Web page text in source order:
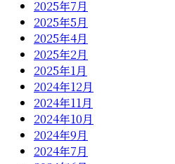
2025年7月
2025年5月
2025年4月
2025年2月
2025年1月
2024年12月
2024年11月
2024年10月
2024年9月
2024年7月